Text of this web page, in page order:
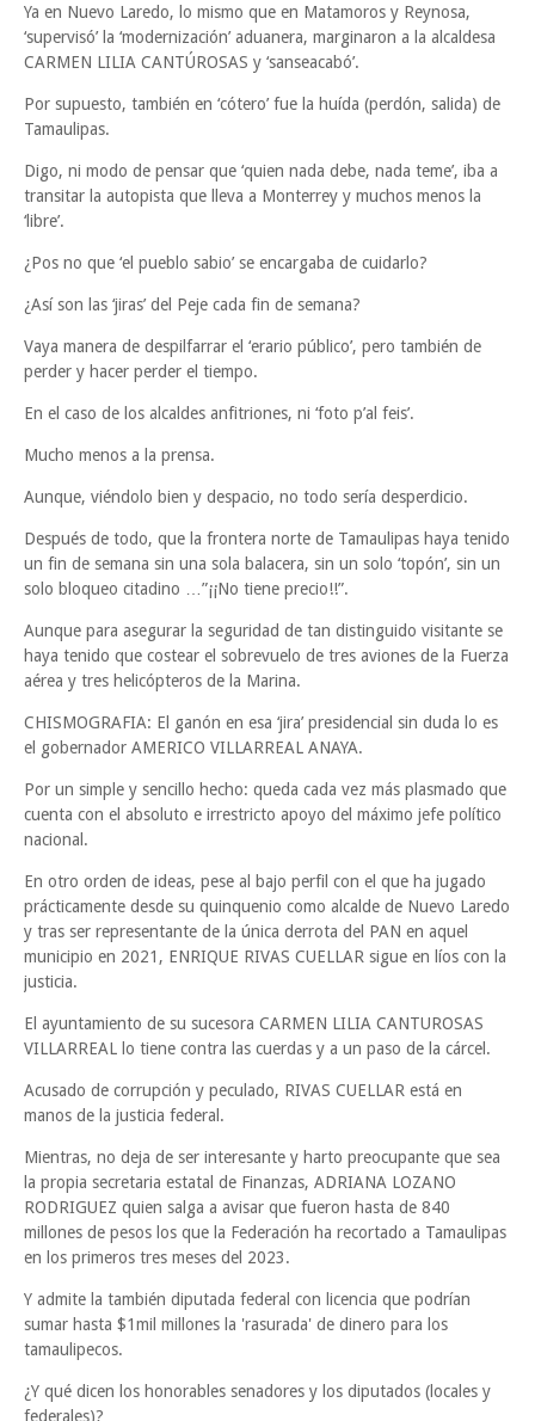
Ya en Nuevo Laredo, lo mismo que en Matamoros y Reynosa,
‘supervisó’ la ‘modernización’ aduanera, marginaron a la alcaldesa
CARMEN LILIA CANTÚROSAS y ‘sanseacabó’.
Por supuesto, también en ‘cótero’ fue la huída (perdón, salida) de
Tamaulipas.
Digo, ni modo de pensar que ‘quien nada debe, nada teme’, iba a
transitar la autopista que lleva a Monterrey y muchos menos la
‘libre’.
¿Pos no que ‘el pueblo sabio’ se encargaba de cuidarlo?
¿Así son las ‘jiras’ del Peje cada fin de semana?
Vaya manera de despilfarrar el ‘erario público’, pero también de
perder y hacer perder el tiempo.
En el caso de los alcaldes anfitriones, ni ‘foto p’al feis’.
Mucho menos a la prensa.
Aunque, viéndolo bien y despacio, no todo sería desperdicio.
Después de todo, que la frontera norte de Tamaulipas haya tenido
un fin de semana sin una sola balacera, sin un solo ‘topón’, sin un
solo bloqueo citadino …”¡¡No tiene precio!!”.
Aunque para asegurar la seguridad de tan distinguido visitante se
haya tenido que costear el sobrevuelo de tres aviones de la Fuerza
aérea y tres helicópteros de la Marina.
CHISMOGRAFIA: El ganón en esa ‘jira’ presidencial sin duda lo es
el gobernador AMERICO VILLARREAL ANAYA.
Por un simple y sencillo hecho: queda cada vez más plasmado que
cuenta con el absoluto e irrestricto apoyo del máximo jefe político
nacional.
En otro orden de ideas, pese al bajo perfil con el que ha jugado
prácticamente desde su quinquenio como alcalde de Nuevo Laredo
y tras ser representante de la única derrota del PAN en aquel
municipio en 2021, ENRIQUE RIVAS CUELLAR sigue en líos con la
justicia.
El ayuntamiento de su sucesora CARMEN LILIA CANTUROSAS
VILLARREAL lo tiene contra las cuerdas y a un paso de la cárcel.
Acusado de corrupción y peculado, RIVAS CUELLAR está en
manos de la justicia federal.
Mientras, no deja de ser interesante y harto preocupante que sea
la propia secretaria estatal de Finanzas, ADRIANA LOZANO
RODRIGUEZ quien salga a avisar que fueron hasta de 840
millones de pesos los que la Federación ha recortado a Tamaulipas
en los primeros tres meses del 2023.
Y admite la también diputada federal con licencia que podrían
sumar hasta $1mil millones la 'rasurada' de dinero para los
tamaulipecos.
¿Y qué dicen los honorables senadores y los diputados (locales y
federales)?